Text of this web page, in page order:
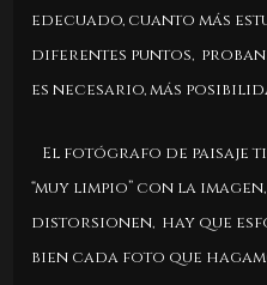
edecuado, cuanto más
diferentes puntos,
es necesario, más
El fotógrafo de paisaje
“muy limpio” con la
distorsionen, hay que
bien cada foto que